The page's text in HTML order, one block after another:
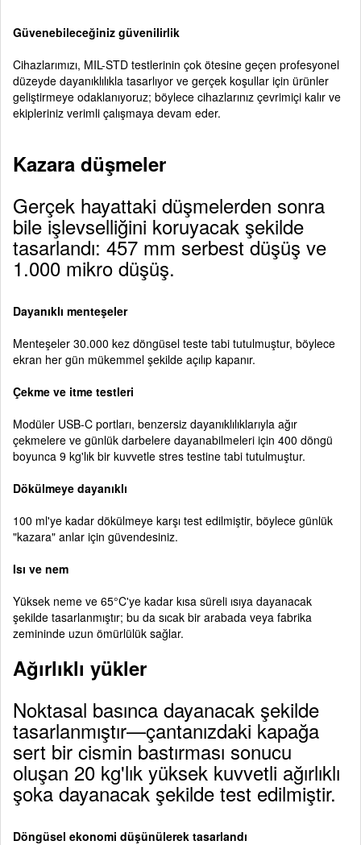
Güvenebileceğiniz güvenilirlik
Cihazlarımızı, MIL-STD testlerinin çok ötesine geçen profesyonel
düzeyde dayanıklılıkla tasarlıyor ve gerçek koşullar için ürünler
geliştirmeye odaklanıyoruz; böylece cihazlarınız çevrimiçi kalır ve
ekipleriniz verimli çalışmaya devam eder.
Kazara düşmeler
Gerçek hayattaki düşmelerden sonra
bile işlevselliğini koruyacak şekilde
tasarlandı: 457 mm serbest düşüş ve
1.000 mikro düşüş.
Dayanıklı menteşeler
Menteşeler 30.000 kez döngüsel teste tabi tutulmuştur, böylece
ekran her gün mükemmel şekilde açılıp kapanır.
Çekme ve itme testleri
Modüler USB-C portları, benzersiz dayanıklılıklarıyla ağır
çekmelere ve günlük darbelere dayanabilmeleri için 400 döngü
boyunca 9 kg'lık bir kuvvetle stres testine tabi tutulmuştur.
Dökülmeye dayanıklı
100 ml'ye kadar dökülmeye karşı test edilmiştir, böylece günlük
"kazara" anlar için güvendesiniz.
Isı ve nem
Yüksek neme ve 65°C'ye kadar kısa süreli ısıya dayanacak
şekilde tasarlanmıştır; bu da sıcak bir arabada veya fabrika
zemininde uzun ömürlülük sağlar.
Ağırlıklı yükler
Noktasal basınca dayanacak şekilde
tasarlanmıştır—çantanızdaki kapağa
sert bir cismin bastırması sonucu
oluşan 20 kg'lık yüksek kuvvetli ağırlıklı
şoka dayanacak şekilde test edilmiştir.
Döngüsel ekonomi düşünülerek tasarlandı